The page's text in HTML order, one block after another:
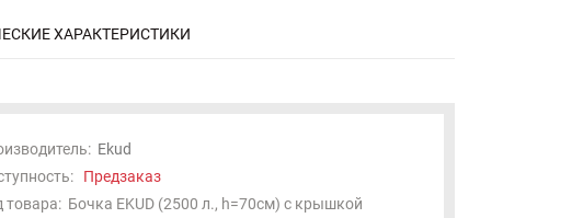
ХАРАКТЕРИСТИКИ
Ekud
Предзаказ
товара: Бочка EKUD (2500 л., h=70см) с крышкой